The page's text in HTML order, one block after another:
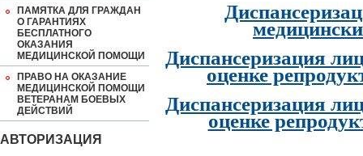
ПАМЯТКА ДЛЯ ГРАЖДАН
О ГАРАНТИЯХ
БЕСПЛАТНОГО
ОКАЗАНИЯ
МЕДИЦИНСКОЙ ПОМОЩИ
ПРАВО НА ОКАЗАНИЕ
МЕДИЦИНСКОЙ ПОМОЩИ
ВЕТЕРАНАМ БОЕВЫХ
ДЕЙСТВИЙ
АВТОРИЗАЦИЯ
Диспансеризация
оценке
Диспансеризация
оценке